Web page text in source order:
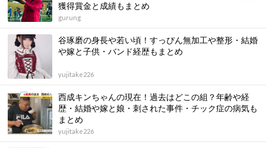
獲得賞金と成績もまとめ
gurung
谷琢磨の身長や若い頃！すっぴん無加工や整形・結婚
や嫁と子供・バンド経歴もまとめ
yujitake226
西成キンちゃんの現在！過去はどこの組？年齢や経
歴・結婚や嫁と娘・刺された事件・チック症の病気も
まとめ
yujitake226